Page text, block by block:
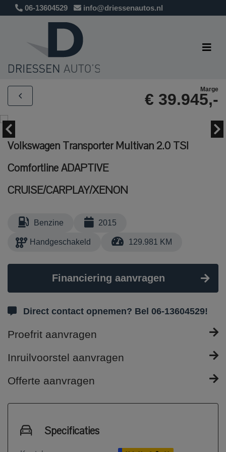
06-13604529 info@driessenautos.nl
Marge
€ 39.945,-
Volkswagen Transporter Multivan 2.0 TSI
Comfortline ADAPTIVE
CRUISE/CARPLAY/XENON
Benzine 2015
Handgeschakeld 129.981 KM
Financiering aanvragen
Direct contact opnemen? Bel 06-13604529!
Proefrit aanvragen
Inruilvoorstel aanvragen
Offerte aanvragen
Specificaties